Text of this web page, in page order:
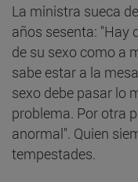
La ministra sueca
años sesenta: "Hay
de su sexo como a
sabe estar a la
sexo debe pasar lo
problema. Por otra
anormal". Quien
tempestades.